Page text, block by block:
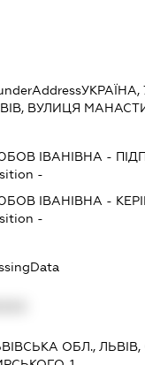
УКРАЇНА,
ВУЛИЦЯ
ІВАНІВНА -
-
ІВАНІВНА -
-
ОБЛ.,